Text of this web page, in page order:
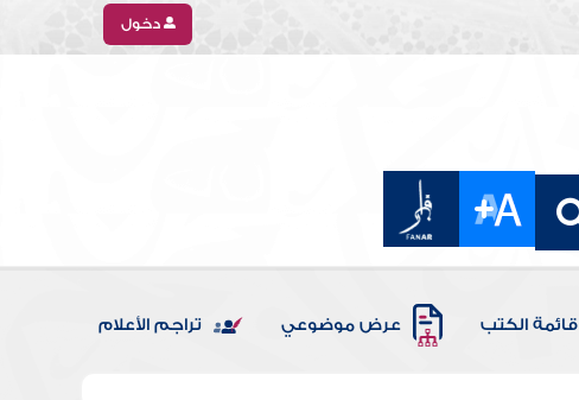
دخول
قائمة الكتب عرض موضوعي تراجم الأعلام